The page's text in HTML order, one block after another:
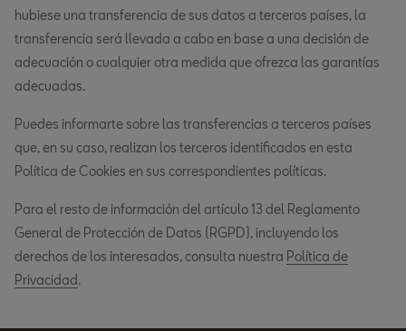
hubiese una transferencia de sus datos a terceros países, la
transferencia será llevada a cabo en base a una decisión de
adecuación o cualquier otra medida que ofrezca las garantías
adecuadas.
Puedes informarte sobre las transferencias a terceros países
que, en su caso, realizan los terceros identificados en esta
Política de Cookies en sus correspondientes políticas.
Para el resto de información del artículo 13 del Reglamento
General de Protección de Datos (RGPD), incluyendo los
derechos de los interesados, consulta nuestra Política de
Privacidad.